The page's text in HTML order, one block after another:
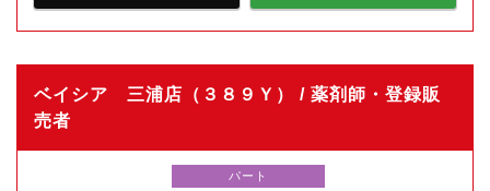
ベイシア 三浦店（３８９Ｙ） / 薬剤師・登録販
売者
パート